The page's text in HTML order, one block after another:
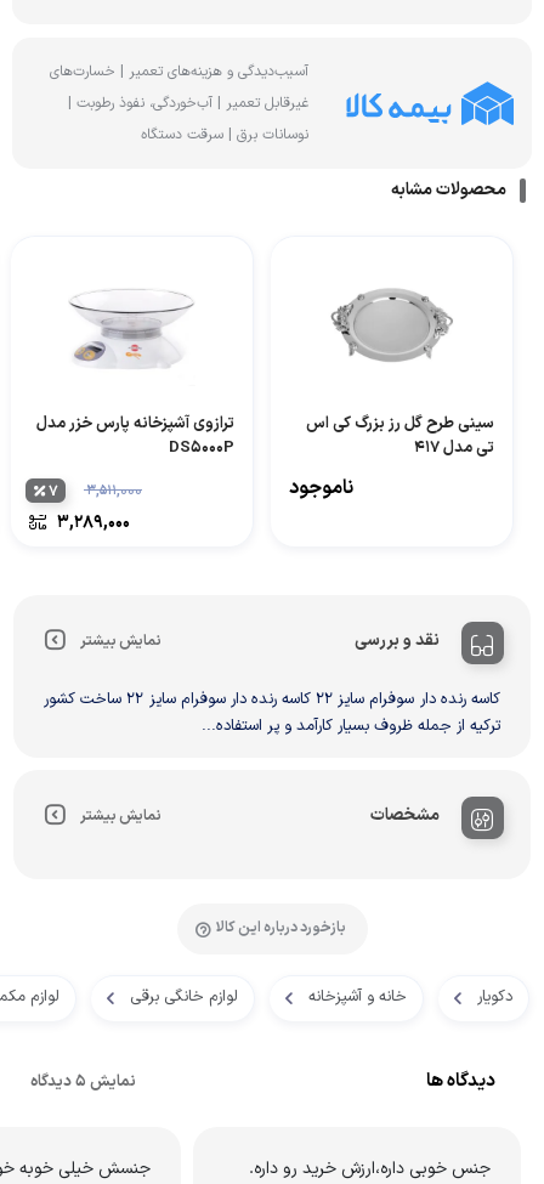
آسیب‌دیدگی و هزینه‌های تعمیر | خسارت‌های
غیرقابل تعمیر | آب‌خوردگی، نفوذ رطوبت |
نوسانات برق | سرقت دستگاه
محصولات مشابه
سینی طرح گل رز بزرگ کی اس
تی مدل 417
ناموجود
ترازوی آشپزخانه پارس خزر مدل
DS5000P
۳,۵۱۱,۰۰۰
۳,۲۸۹,۰۰۰
۷
نقد و بررسی نمایش بیشتر
کاسه رنده دار سوفرام سایز 22 کاسه رنده دار سوفرام سایز 22 ساخت کشور
ترکیه از جمله ظروف بسیار کارآمد و پر استفاده...
مشخصات نمایش بیشتر
بازخورد درباره این کالا
دکویار خانه و آشپزخانه لوازم خانگی برقی لوازم
دیدگاه ها نمایش 5 دیدگاه
جنس خوبی داره،ارزش خرید رو داره. جنسش خیلی خوبه